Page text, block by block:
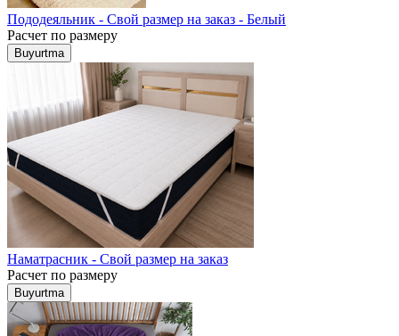
Пододеяльник - Свой размер на заказ - Белый
Расчет по размеру
Buyurtma
Наматрасник - Свой размер на заказ
Расчет по размеру
Buyurtma